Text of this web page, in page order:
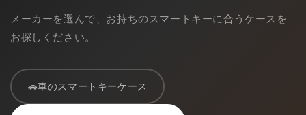
メーカーを選んで、お持ちのスマートキーに合うケースを
お探しください。
🚗車のスマートキーケース